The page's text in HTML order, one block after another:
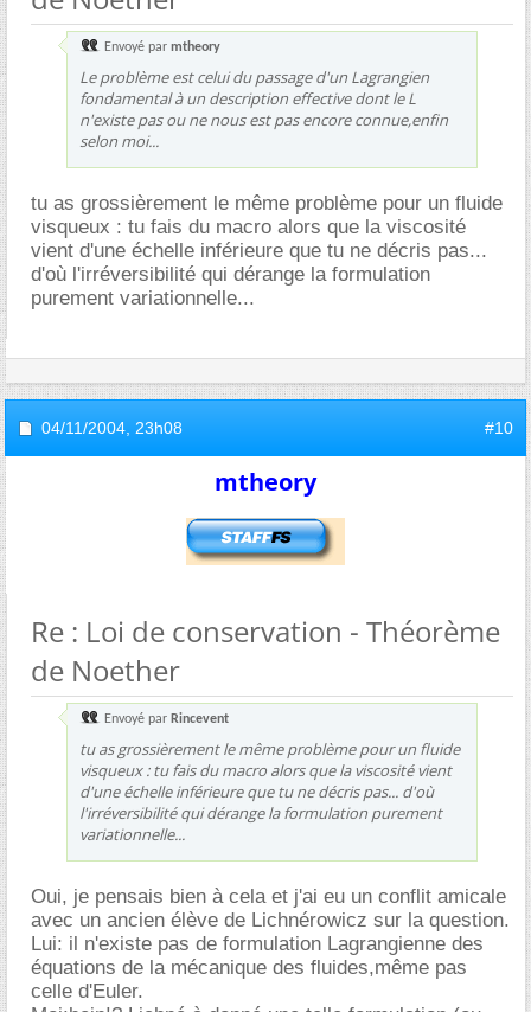
Envoyé par mtheory
Le problème est celui du passage d'un Lagrangien
fondamental à un description effective dont le L
n'existe pas ou ne nous est pas encore connue,enfin
selon moi...
tu as grossièrement le même problème pour un fluide
visqueux : tu fais du macro alors que la viscosité
vient d'une échelle inférieure que tu ne décris pas...
d'où l'irréversibilité qui dérange la formulation
purement variationnelle...
04/11/2004, 23h08 #10
mtheory
Re : Loi de conservation - Théorème
de Noether
Envoyé par Rincevent
tu as grossièrement le même problème pour un fluide
visqueux : tu fais du macro alors que la viscosité vient
d'une échelle inférieure que tu ne décris pas... d'où
l'irréversibilité qui dérange la formulation purement
variationnelle...
Oui, je pensais bien à cela et j'ai eu un conflit amicale
avec un ancien élève de Lichnérowicz sur la question.
Lui: il n'existe pas de formulation Lagrangienne des
équations de la mécanique des fluides,même pas
celle d'Euler.